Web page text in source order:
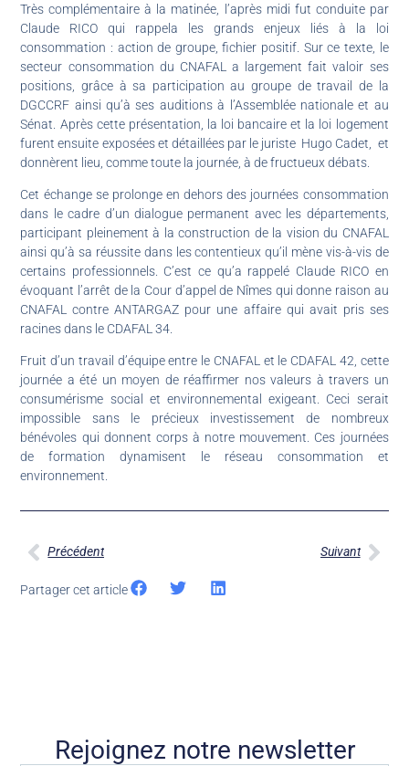
Très complémentaire à la matinée, l’après midi fut conduite par
Claude RICO qui rappela les grands enjeux liés à la loi
consommation : action de groupe, fichier positif. Sur ce texte, le
secteur consommation du CNAFAL a largement fait valoir ses
positions, grâce à sa participation au groupe de travail de la
DGCCRF ainsi qu’à ses auditions à l’Assemblée nationale et au
Sénat. Après cette présentation, la loi bancaire et la loi logement
furent ensuite exposées et détaillées par le juriste Hugo Cadet, et
donnèrent lieu, comme toute la journée, à de fructueux débats.
Cet échange se prolonge en dehors des journées consommation
dans le cadre d’un dialogue permanent avec les départements,
participant pleinement à la construction de la vision du CNAFAL
ainsi qu’à sa réussite dans les contentieux qu’il mène vis-à-vis de
certains professionnels. C’est ce qu’a rappelé Claude RICO en
évoquant l’arrêt de la Cour d’appel de Nîmes qui donne raison au
CNAFAL contre ANTARGAZ pour une affaire qui avait pris ses
racines dans le CDAFAL 34.
Fruit d’un travail d’équipe entre le CNAFAL et le CDAFAL 42, cette
journée a été un moyen de réaffirmer nos valeurs à travers un
consumérisme social et environnemental exigeant. Ceci serait
impossible sans le précieux investissement de nombreux
bénévoles qui donnent corps à notre mouvement. Ces journées
de formation dynamisent le réseau consommation et
environnement.
Précédent Suivant
Partager cet article
Rejoignez notre newsletter